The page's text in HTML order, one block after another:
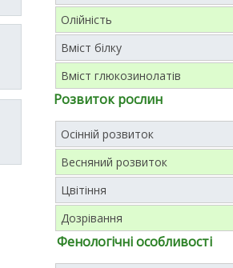
Олійність
Вміст білку
Вміст глюкозинолатів
Розвиток рослин
Осінній розвиток
Весняний розвиток
Цвітіння
Дозрівання
Фенологічні особливості